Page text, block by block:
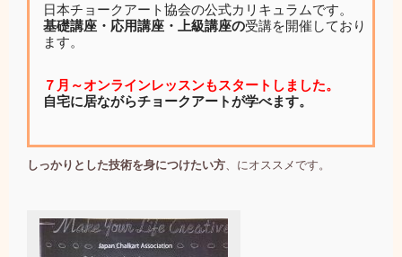
日本チョークアート協会の公式カリキュラムです。
基礎講座・応用講座・上級講座の受講を開催しており
ます。
７月～オンラインレッスンもスタートしました。
自宅に居ながらチョークアートが学べます。
しっかりとした技術を身につけたい方 、にオススメです。